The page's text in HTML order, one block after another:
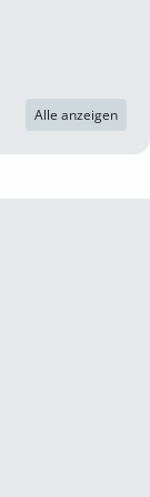
Alle anzeigen